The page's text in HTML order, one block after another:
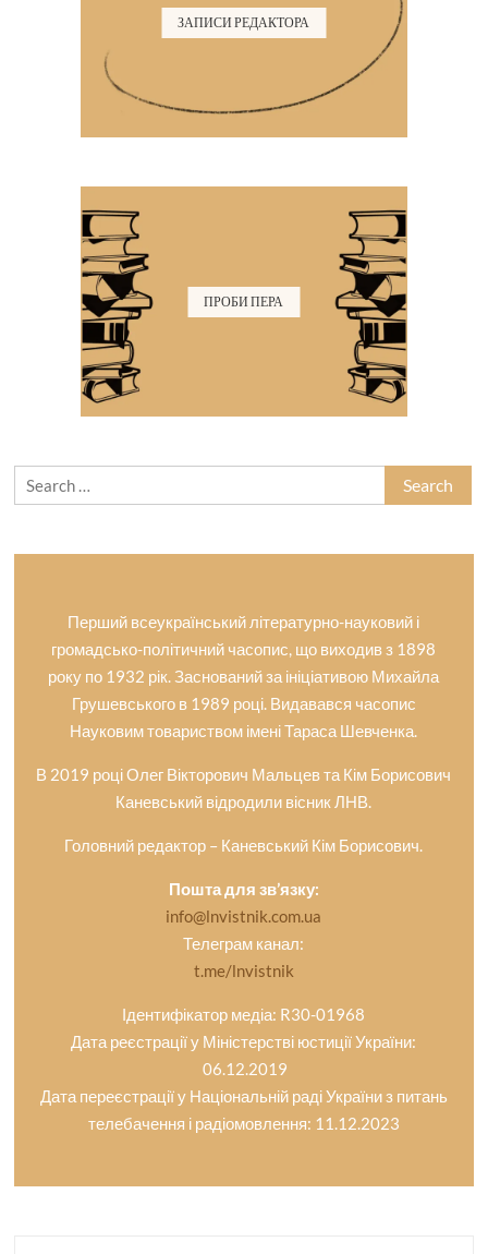
ЗАПИСИ РЕДАКТОРА
ПРОБИ ПЕРА
Search
for:
Перший всеукраїнський літературно-науковий і
громадсько-політичний часопис, що виходив з 1898
року по 1932 рік. Заснований за ініціативою Михайла
Грушевського в 1989 році. Видавався часопис
Науковим товариством імені Тараса Шевченка.
В 2019 році Олег Вікторович Мальцев та Кім Борисович
Каневський відродили вісник ЛНВ.
Головний редактор – Каневський Кім Борисович.
Пошта для зв’язку:
info@lnvistnik.com.ua
Телеграм канал:
t.me/lnvistnik
Ідентифікатор медіа: R30-01968
Дата реєстрації у Міністерстві юстиції України:
06.12.2019
Дата переєстрації у Національній раді України з питань
телебачення і радіомовлення: 11.12.2023